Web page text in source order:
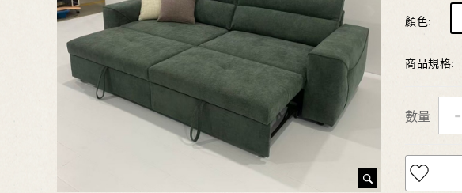
顏色:
商品規格:
數量 -